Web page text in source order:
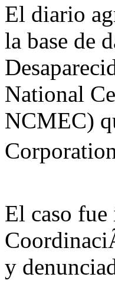
El diario
la base de
National
NCMEC)
El caso
y